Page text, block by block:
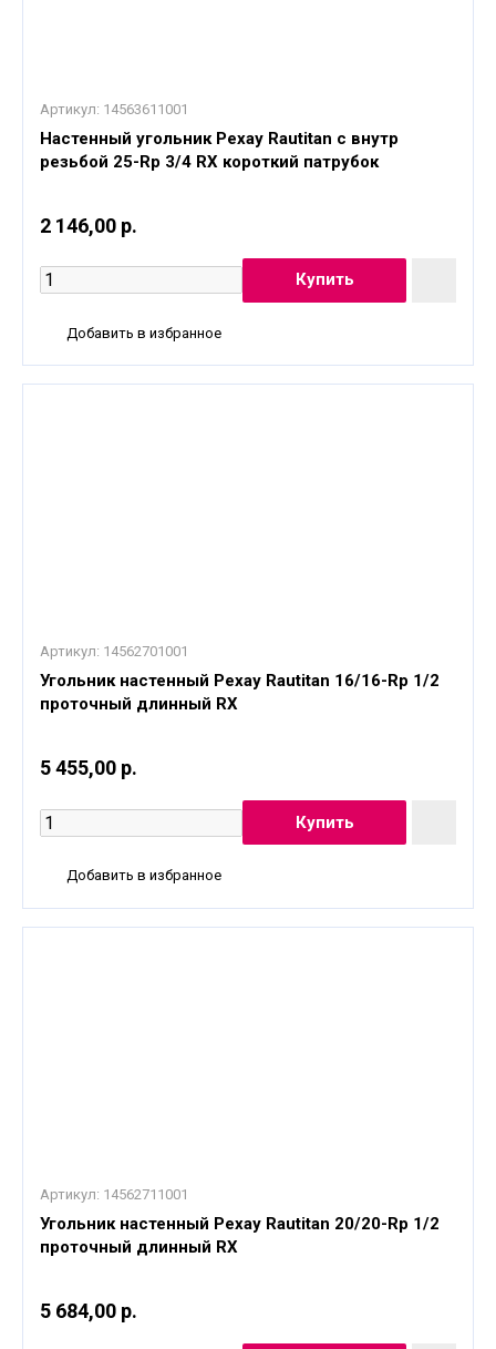
Артикул: 14563611001
Настенный угольник Рехау Rautitan с внутр
резьбой 25-Rp 3/4 RX короткий патрубок
2 146,00 р.
Добавить в избранное
Артикул: 14562701001
Угольник настенный Рехау Rautitan 16/16-Rp 1/2
проточный длинный RX
5 455,00 р.
Добавить в избранное
Артикул: 14562711001
Угольник настенный Рехау Rautitan 20/20-Rp 1/2
проточный длинный RX
5 684,00 р.